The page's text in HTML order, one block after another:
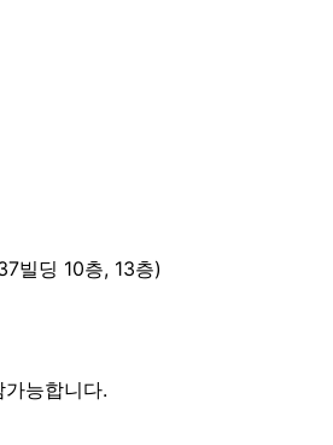
빌딩 10층, 13층)
능합니다.